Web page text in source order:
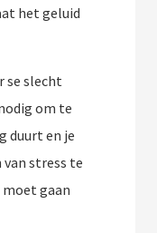
het geluid
se slecht
om te
duurt en je
stress te
gaan